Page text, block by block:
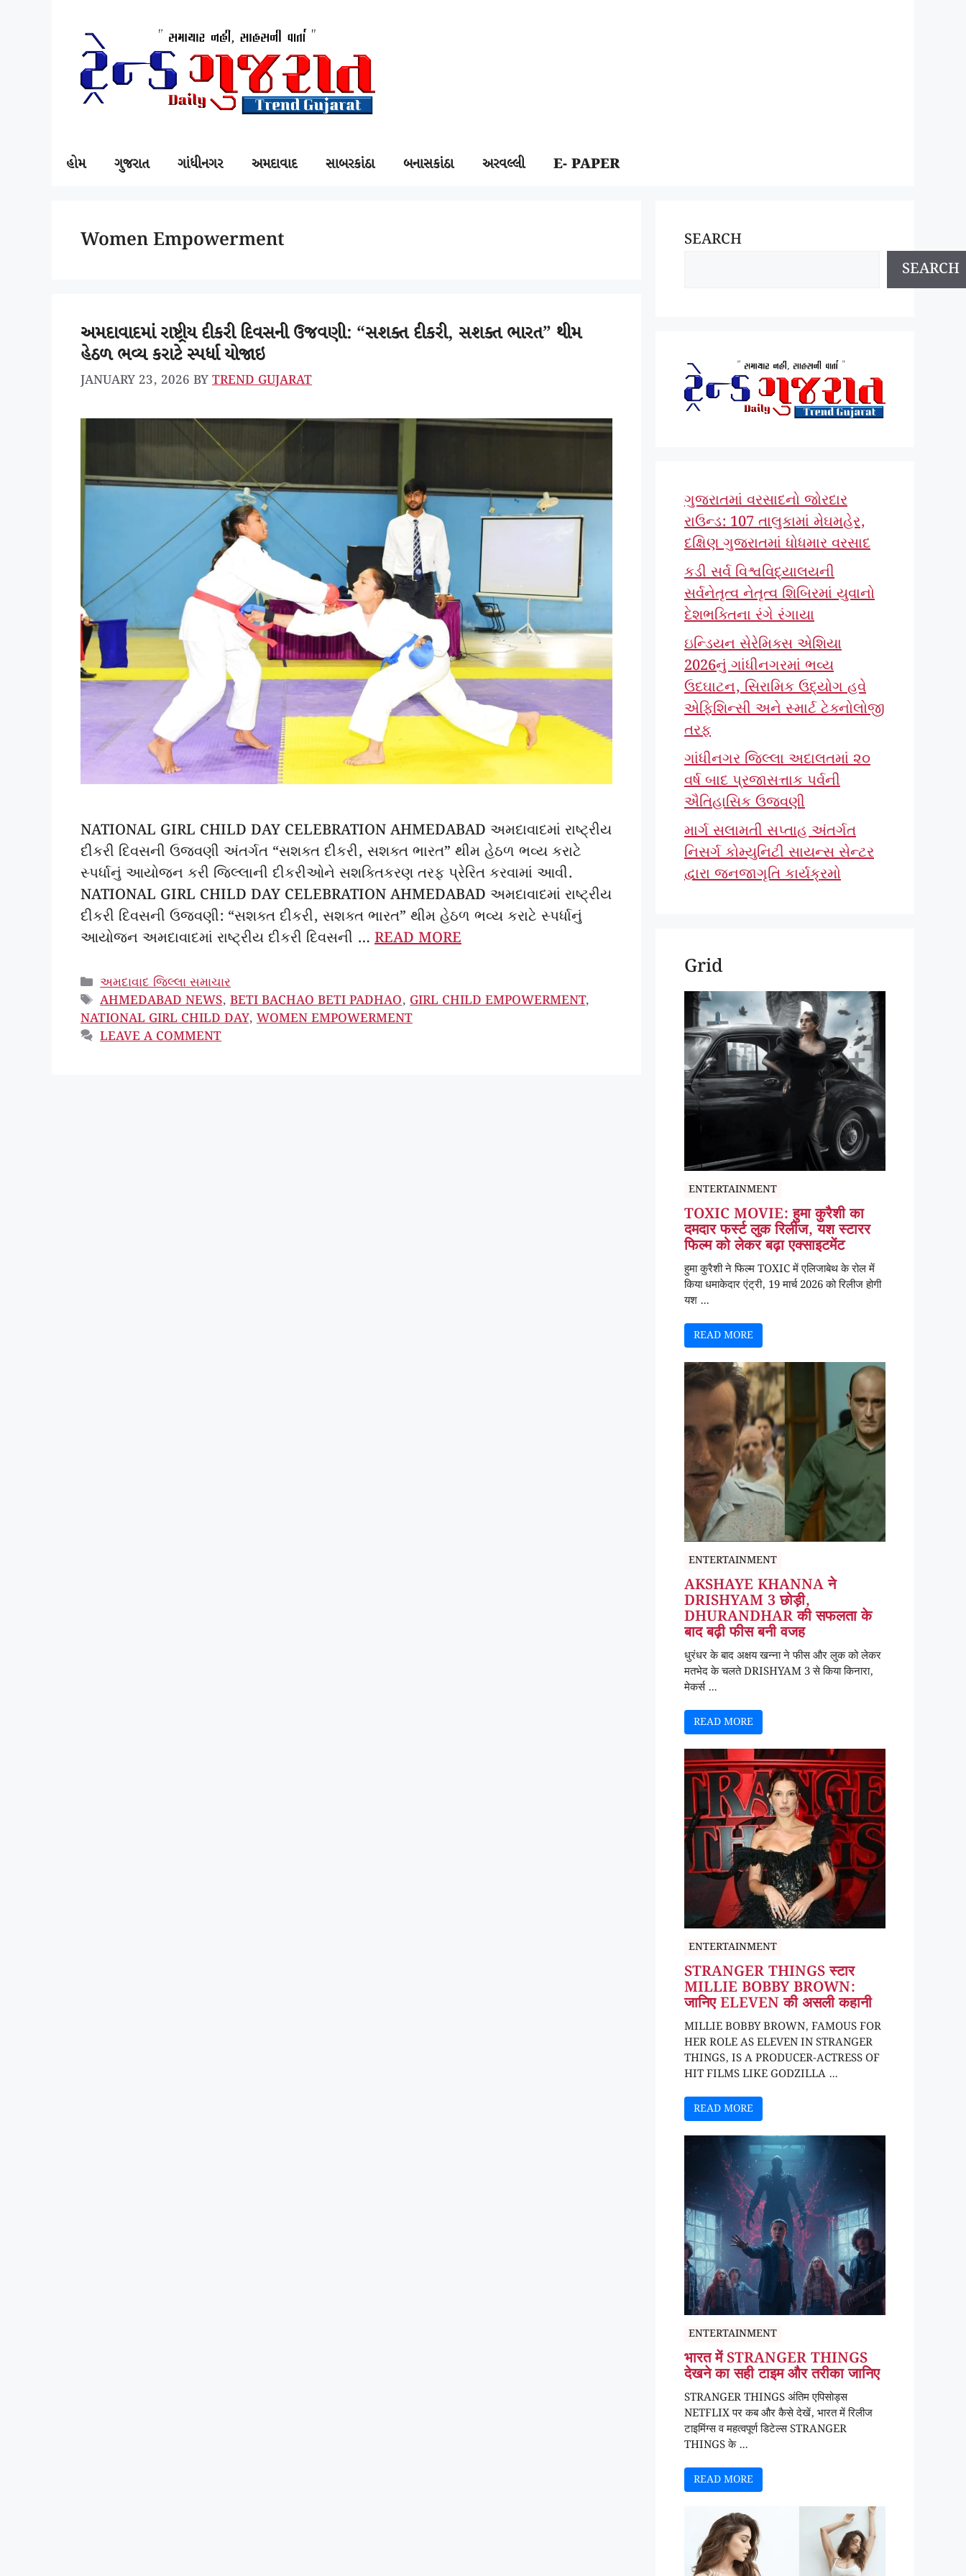
હોમ ગુજરાત ગાંધીનગર અમદાવાદ સાબરકાંઠા બનાસકાંઠા અરવલ્લી E- PAPER
Women Empowerment
અમદાવાદમાં રાષ્ટ્રીય દીકરી દિવસની ઉજવણી: “સશક્ત દીકરી, સશક્ત ભારત” થીમ
હેઠળ ભવ્ય કરાટે સ્પર્ધા યોજાઇ
JANUARY 23, 2026 BY TREND GUJARAT
NATIONAL GIRL CHILD DAY CELEBRATION AHMEDABAD અમદાવાદમાં રાષ્ટ્રીય
દીકરી દિવસની ઉજવણી અંતર્ગત “સશક્ત દીકરી, સશક્ત ભારત” થીમ હેઠળ ભવ્ય કરાટે
સ્પર્ધાનું આયોજન કરી જિલ્લાની દીકરીઓને સશક્તિકરણ તરફ પ્રેરિત કરવામાં આવી.
NATIONAL GIRL CHILD DAY CELEBRATION AHMEDABAD અમદાવાદમાં રાષ્ટ્રીય
દીકરી દિવસની ઉજવણી: “સશક્ત દીકરી, સશક્ત ભારત” થીમ હેઠળ ભવ્ય કરાટે સ્પર્ધાનું
આયોજન અમદાવાદમાં રાષ્ટ્રીય દીકરી દિવસની … READ MORE
CATEGORIES
અમદાવાદ જિલ્લા સમાચાર
TAGS
AHMEDABAD NEWS,BETI BACHAO BETI PADHAO,GIRL CHILD EMPOWERMENT,
NATIONAL GIRL CHILD DAY, WOMEN EMPOWERMENT
LEAVE A COMMENT
SEARCH
SEARCH
ગુજરાતમાં વરસાદનો જોરદાર
રાઉન્ડ: 107 તાલુકામાં મેઘમહેર,
દક્ષિણ ગુજરાતમાં ધોધમાર વરસાદ
કડી સર્વ વિશ્વવિદ્યાલયની
સર્વનેતૃત્વ નેતૃત્વ શિબિરમાં યુવાનો
દેશભક્તિના રંગે રંગાયા
ઇન્ડિયન સેરેમિક્સ એશિયા
2026નું ગાંધીનગરમાં ભવ્ય
ઉદઘાટન, સિરામિક ઉદ્યોગ હવે
એફિશિન્સી અને સ્માર્ટ ટેક્નોલોજી
તરફ
ગાંધીનગર જિલ્લા અદાલતમાં ૨૦
વર્ષ બાદ પ્રજાસત્તાક પર્વની
ઐતિહાસિક ઉજવણી
માર્ગ સલામતી સપ્તાહ અંતર્ગત
નિસર્ગ કોમ્યુનિટી સાયન્સ સેન્ટર
દ્વારા જનજાગૃતિ કાર્યક્રમો
Grid
ENTERTAINMENT
TOXIC MOVIE: हुमा कुरैशी का
दमदार फर्स्ट लुक रिलीज, यश स्टारर
फिल्म को लेकर बढ़ा एक्साइटमेंट
हुमा कुरैशी ने फिल्म TOXIC में एलिजाबेथ के रोल में
किया धमाकेदार एंट्री, 19 मार्च 2026 को रिलीज होगी
यश ...
READ MORE
ENTERTAINMENT
AKSHAYE KHANNA ने
DRISHYAM 3 छोड़ी,
DHURANDHAR की सफलता के
बाद बढ़ी फीस बनी वजह
धुरंधर के बाद अक्षय खन्ना ने फीस और लुक को लेकर
मतभेद के चलते DRISHYAM 3 से किया किनारा,
मेकर्स ...
READ MORE
ENTERTAINMENT
STRANGER THINGS स्टार
MILLIE BOBBY BROWN:
जानिए ELEVEN की असली कहानी
MILLIE BOBBY BROWN, FAMOUS FOR
HER ROLE AS ELEVEN IN STRANGER
THINGS, IS A PRODUCER-ACTRESS OF
HIT FILMS LIKE GODZILLA ...
READ MORE
ENTERTAINMENT
भारत में STRANGER THINGS
देखने का सही टाइम और तरीका जानिए
STRANGER THINGS अंतिम एपिसोड्स
NETFLIX पर कब और कैसे देखें, भारत में रिलीज
टाइमिंग्स व महत्वपूर्ण डिटेल्स STRANGER
THINGS के ...
READ MORE